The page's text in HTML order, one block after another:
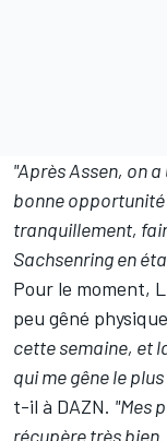
"Après Assen, on
bonne
tranquillement,
Sachsenring en
Pour le moment,
peu gêné
cette semaine, et
qui me gêne le
t-il à DAZN. "Mes
récupère très